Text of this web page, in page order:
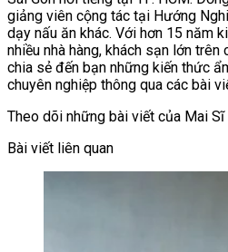
giảng viên cộng tác tại Hướng
dạy nấu ăn khác. Với hơn 15 năm
nhiều nhà hàng, khách sạn lớn
chia sẻ đến bạn những kiến thức
chuyên nghiệp thông qua các bài
Theo dõi những bài viết của Mai Sĩ
Bài viết liên quan